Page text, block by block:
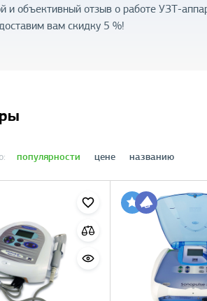
и объективный отзыв о работе УЗТ-
вам скидку 5 %!
популярности цене названию